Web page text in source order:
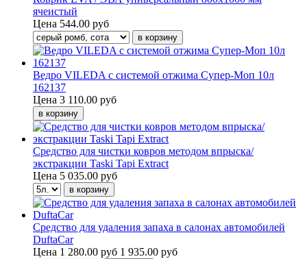
ячеистый
Цена 544.00 руб
Ведро VILEDA с системой отжима Супер-Моп 10л
162137
Цена 3 110.00 руб
Средство для чистки ковров методом впрыска/
экстракции Taski Tapi Extract
Цена 5 035.00 руб
Средство для удаления запаха в салонах автомобилей
DuftaCar
Цена 1 280.00 руб 1 935.00 руб